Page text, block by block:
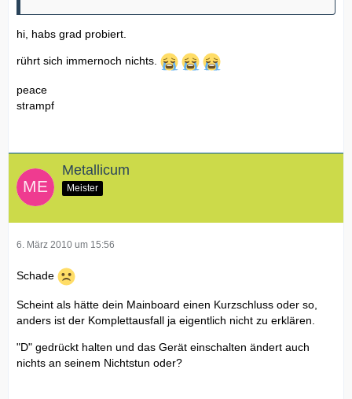
hi, habs grad probiert.
rührt sich immernoch nichts.
peace
strampf
Metallicum
Meister
6. März 2010 um 15:56
Schade
Scheint als hätte dein Mainboard einen Kurzschluss oder so,
anders ist der Komplettausfall ja eigentlich nicht zu erklären.
"D" gedrückt halten und das Gerät einschalten ändert auch
nichts an seinem Nichtstun oder?